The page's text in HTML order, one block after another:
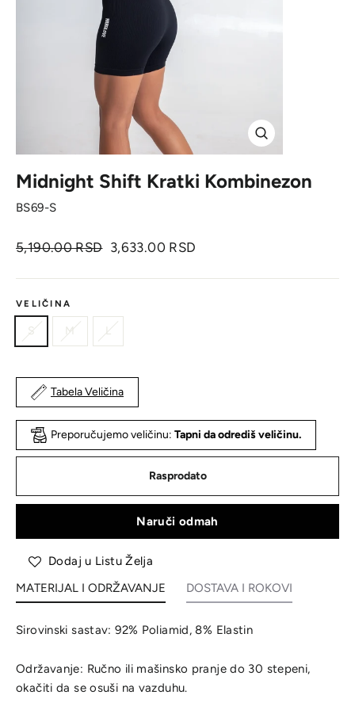
Zatvori
Midnight Shift Kratki Kombinezon
BS69-S
Originalna
5,190.00 RSD Cena
popustom
3,633.00 RSD
VELIČINA
S M L
Tabela Veličina
Preporučujemo veličinu: Tapni da odrediš veličinu.
Rasprodato
Naruči odmah
Dodaj u Listu Želja
MATERIJAL I ODRŽAVANJE
Sirovinski sastav: 92% Poliamid, 8% Elastin
Održavanje: Ručno ili mašinsko pranje do 30 stepeni,
okačiti da se osuši na vazduhu.
DOSTAVA I ROKOVI